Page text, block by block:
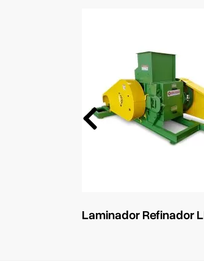
Laminador Refinador